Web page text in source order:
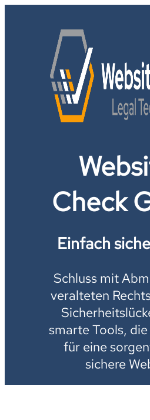
Check
Einfach
Schluss mit
veralteten
smarte Tools,
für eine
sichere